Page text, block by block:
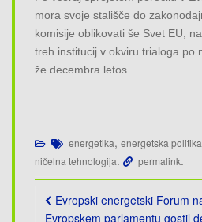
mora svoje stališče do
komisije oblikovati še Svet EU,
treh institucij v okviru trialoga po
že decembra letos.
energetika, energetska politika
ničelna tehnologija. permalink.
Post
Evropski energetski Forum
Evropskem parlamentu gostil